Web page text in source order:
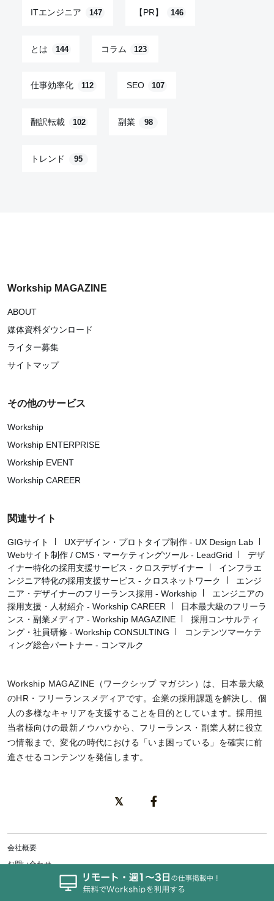
ITエンジニア 147 【PR】 146
とは 144 コラム 123
仕事効率化 112 SEO 107
翻訳転載 102 副業 98
トレンド 95
Workship MAGAZINE
ABOUT
媒体資料ダウンロード
ライター募集
サイトマップ
その他のサービス
Workship
Workship ENTERPRISE
Workship EVENT
Workship CAREER
関連サイト
GIGサイト
UXデザイン・プロトタイプ制作 - UX Design Lab
Webサイト制作 / CMS・マーケティングツール - LeadGrid
デザ
イナー特化の採用支援サービス - クロスデザイナー
インフラエ
ンジニア特化の採用支援サービス - クロスネットワーク
エンジ
ニア・デザイナーのフリーランス採用 - Workship
エンジニアの
採用支援・人材紹介 - Workship CAREER
日本最大級のフリーラ
ンス・副業メディア - Workship MAGAZINE
採用コンサルティ
ング・社員研修 - Workship CONSULTING
コンテンツマーケテ
ィング総合パートナー - コンマルク
Workship MAGAZINE（ワークシップ マガジン）は、日本最大級
のHR・フリーランスメディアです。企業の採用課題を解決し、個
人の多様なキャリアを支援することを目的としています。採用担
当者様向けの最新ノウハウから、フリーランス・副業人材に役立
つ情報まで、変化の時代における「いま困っている」を確実に前
進させるコンテンツを発信します。
会社概要
お問い合わせ